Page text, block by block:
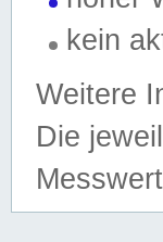
kein
Weitere
Die